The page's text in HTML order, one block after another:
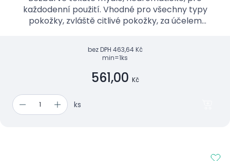
každodenní použití. Vhodné pro všechny typy
pokožky, zvláště citlivé pokožky, za účelem
bez DPH 463,64 Kč
min=1ks
561,00 Kč
ks